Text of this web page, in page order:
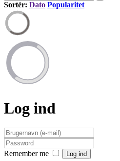
Sortér: Dato Popularitet
Log ind
Remember me